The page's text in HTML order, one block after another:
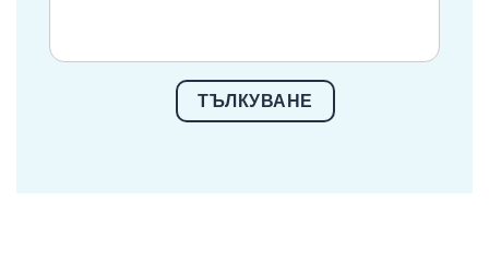
ТЪЛКУВАНЕ